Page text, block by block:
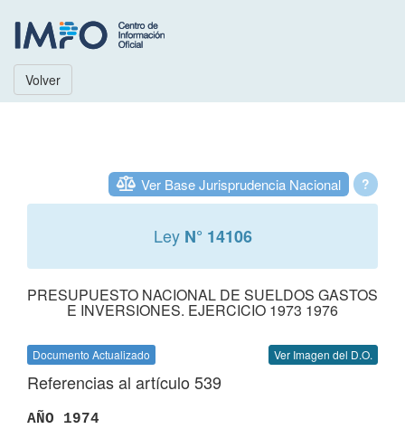
Volver
?
Ver Base Jurisprudencia Nacional
Ley N° 14106
PRESUPUESTO NACIONAL DE SUELDOS GASTOS
E INVERSIONES. EJERCICIO 1973 1976
Documento Actualizado Ver Imagen del D.O.
Referencias al artículo 539
AÑO 1974